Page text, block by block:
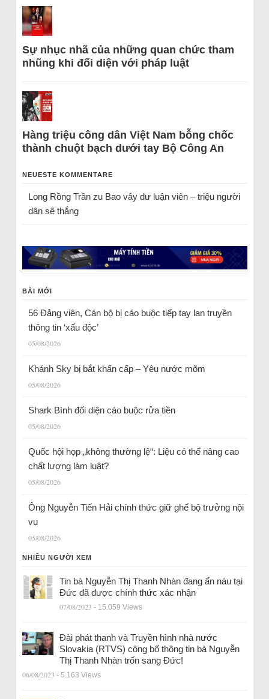
Sự nhục nhã của những quan chức tham
nhũng khi đối diện với pháp luật
Hàng triệu công dân Việt Nam bỗng chốc
thành chuột bạch dưới tay Bộ Công An
NEUESTE KOMMENTARE
Long Rồng Trầnzu Bao vây dư luận viên – triệu người
dân sẽ thắng
BÀI MỚI
56 Đảng viên, Cán bộ bị cáo buộc tiếp tay lan truyền
thông tin ‘xấu độc’
05/08/2026
Khánh Sky bị bắt khẩn cấp – Yêu nước mõm
05/08/2026
Shark Bình đối diện cáo buộc rửa tiền
05/08/2026
Quốc hội họp „không thường lệ“: Liệu có thể nâng cao
chất lượng làm luật?
05/08/2026
Ông Nguyễn Tiến Hải chính thức giữ ghế bộ trưởng nội
vụ
05/08/2026
NHIỀU NGƯỜI XEM
Tin bà Nguyễn Thị Thanh Nhàn đang ẩn náu tại
Đức đã được chính thức xác nhận
07/08/2023 - 15.059 Views
Đài phát thanh và Truyền hình nhà nước
Slovakia (RTVS) công bố thông tin bà Nguyễn
Thị Thanh Nhàn trốn sang Đức!
06/08/2023 - 5.163 Views